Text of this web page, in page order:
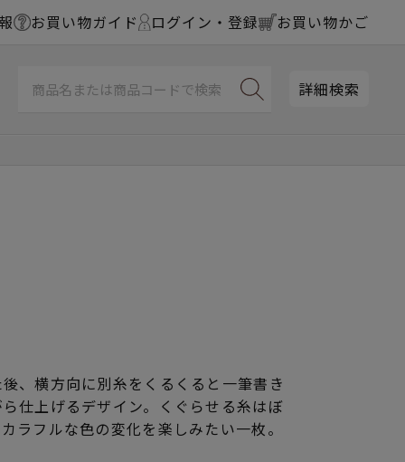
お買い物ガイド ログイン・登録 お買い物かご
詳細検索
、横方向に別糸をくるくると一筆書き
仕上げるデザイン。くぐらせる糸はぼ
ラフルな色の変化を楽しみたい一枚。